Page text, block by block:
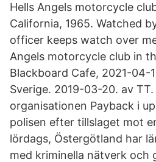
Hells Angels motorcycle
California, 1965. Watched
officer keeps watch over
Angels motorcycle club in
Blackboard Cafe, 2021-04-
Sverige. 2019-03-20. av
organisationen Payback i
polisen efter tillslaget mot
lördags, Östergötland har
med kriminella nätverk och